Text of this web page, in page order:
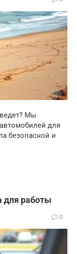
Мы
для
безопасной и
для работы
0